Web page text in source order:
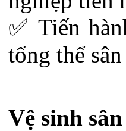
✅ Tiến
tổng thể
Vệ sinh